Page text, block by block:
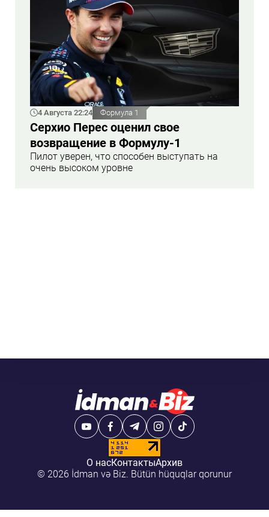
4 Августа 22:24 Формула 1
Серхио Перес оценил свое
возвращение в Формулу-1
Пилот уверен, что способен выступать на
очень высоком уровне
О насКонтактыАрхив
© 2026 İdman və Biz. Bütün hüquqlar qorunur